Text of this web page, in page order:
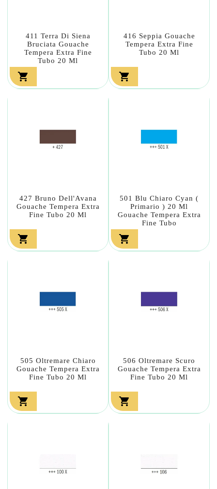
411 Terra Di Siena
Bruciata Gouache
Tempera Extra Fine
Tubo 20 Ml

416 Seppia Gouache
Tempera Extra Fine
Tubo 20 Ml

427 Bruno Dell'Avana
Gouache Tempera Extra
Fine Tubo 20 Ml

501 Blu Chiaro Cyan (
Primario ) 20 Ml
Gouache Tempera Extra
Fine Tubo

505 Oltremare Chiaro
Gouache Tempera Extra
Fine Tubo 20 Ml

506 Oltremare Scuro
Gouache Tempera Extra
Fine Tubo 20 Ml
